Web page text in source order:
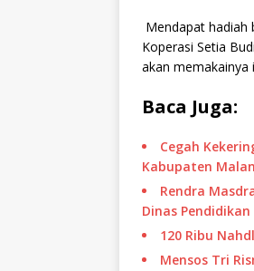
Mendapat hadiah
Koperasi Setia
akan memakainya
Baca Juga:
Cegah
Kabupaten
Rendra
Dinas
120 Ribu
Mensos Tri